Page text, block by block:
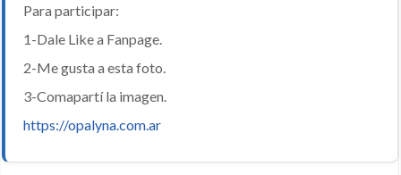
Para participar:
1-Dale Like a Fanpage.
2-Me gusta a esta foto.
3-Comapartí la imagen.
https://opalyna.com.ar